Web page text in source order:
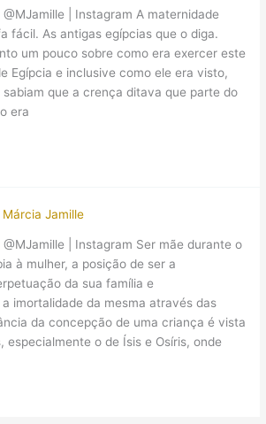
| Instagram A maternidade
fácil. As antigas egípcias que o diga.
um pouco sobre como era exercer este
Egípcia e inclusive como ele era visto,
que a crença ditava que parte do
era
Márcia Jamille
| Instagram Ser mãe durante o
à mulher, a posição de ser a
da sua família e
imortalidade da mesma através das
da concepção de uma criança é vista
especialmente o de Ísis e Osíris, onde